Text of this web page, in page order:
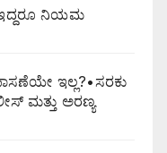
ಇದ್ದರೂ ನಿಯಮ
ಇಲ್ಲ?•ಸರಕು
ಮತ್ತು ಅರಣ್ಯ